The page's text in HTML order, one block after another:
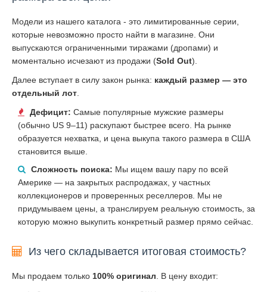
Модели из нашего каталога - это лимитированные серии,
которые невозможно просто найти в магазине. Они
выпускаются ограниченными тиражами (дропами) и
моментально исчезают из продажи (Sold Out).
Далее вступает в силу закон рынка: каждый размер — это
отдельный лот
Дефицит: Самые популярные мужские размеры
(обычно US 9–11) раскупают быстрее всего. На рынке
образуется нехватка, и цена выкупа такого размера в США
становится выше.
Сложность поиска: Мы ищем вашу пару по всей
Америке — на закрытых распродажах, у частных
коллекционеров и проверенных реселлеров. Мы не
придумываем цены, а транслируем реальную стоимость, за
которую можно выкупить конкретный размер прямо сейчас.
Из чего складывается итоговая стоимость?
Мы продаем только 100% оригинал . В цену входит: